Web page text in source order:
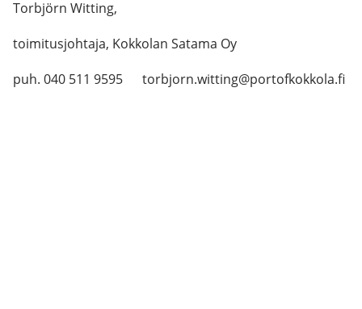
Torbjörn Witting,
toimitusjohtaja, Kokkolan Satama Oy
puh. 040 511 9595 torbjorn.witting@portofkokkola.fi